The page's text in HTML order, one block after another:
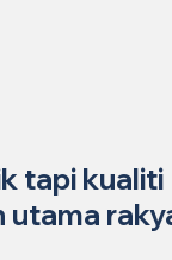
tapi kualiti
utama